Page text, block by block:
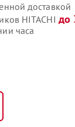
доставкой
HITACHI до
часа